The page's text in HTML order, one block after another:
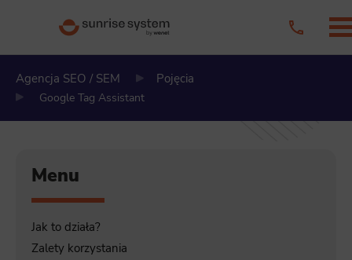
Agencja SEO / SEM
Pojęcia
Google Tag Assistant
Menu
Jak to działa?
Zalety korzystania